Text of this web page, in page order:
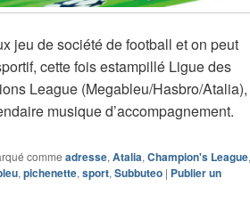
jeu de société de football et on peut
cette fois estampillé Ligue des
League (Megableu/Hasbro/Atalia),
musique d’accompagnement.
comme adresse, Atalia, Champion's League,
, pichenette, sport, Subbuteo | Publier un